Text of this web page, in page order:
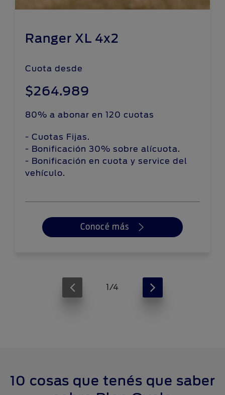
Ranger XL 4x2
Cuota desde
$264.989
80% a abonar en 120 cuotas
- Cuotas Fijas.
- Bonificación 30% sobre alícuota.
- Bonificación en cuota y service del
vehículo.
Conocé más
1/4
10 cosas que tenés que saber